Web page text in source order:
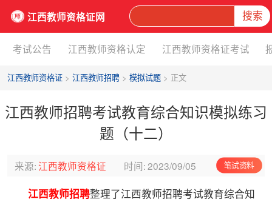
江西教师资格证网 搜索
考试公告 江西教师资格认定 江西教师资格证考试
江西教师资格证> 江西教师招聘> 模拟试题> 正文
江西教师招聘考试教育综合知识模拟练习
题（十二）
来源: 江西教师资格证 时间:2023/09/05 笔试资料
江西教师招聘整理了江西教师招聘考试教育综合知